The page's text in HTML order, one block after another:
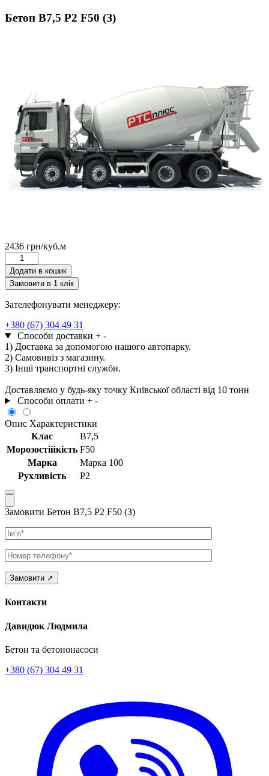
Бетон В7,5 Р2 F50 (З)
2436 грн/куб.м
Бетон
В7,5
Р2
F50
(З)
кількість
Додати в кошик
Замовити в 1 клік
Зателефонувати менеджеру:
+380 (67) 304 49 31
Способи доставки + -
1) Доставка за допомогою нашого автопарку.
2) Самовивіз з магазину.
3) Інші транспортні служби.
Доставляємо у будь-яку точку Київської області від 10 тонн
Способи оплати + -
Опис Характеристики
Клас
В7,5
Морозостійкість F50
Марка
Марка 100
Рухливість
Р2
Замовити Бетон В7,5 Р2 F50 (З)
Ім’я
Телефон
Контакти
Давидюк Людмила
Бетон та бетононасоси
+380 (67) 304 49 31